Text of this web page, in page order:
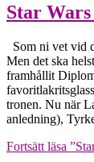
Star
Som ni vet vid
Men det ska
framhållit
tronen. Nu när
anledning),
Fortsätt läsa